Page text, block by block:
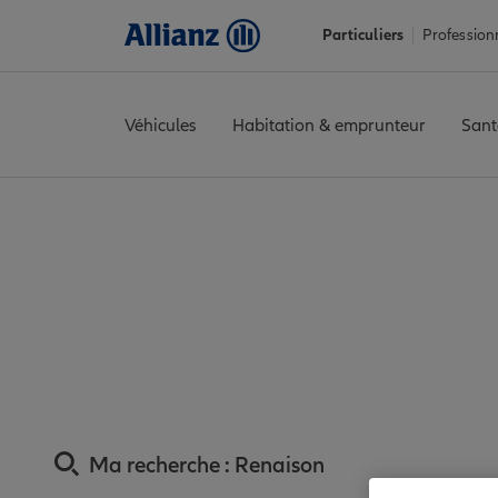
Particuliers
Véhicules Habitation & emprunteur
Ma recherche : Renaison